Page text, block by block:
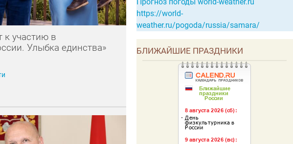
участию в
Улыбка единства»
Прогноз погоды world-weather.ru
https://world-
weather.ru/pogoda/russia/samara/
БЛИЖАЙШИЕ ПРАЗДНИКИ